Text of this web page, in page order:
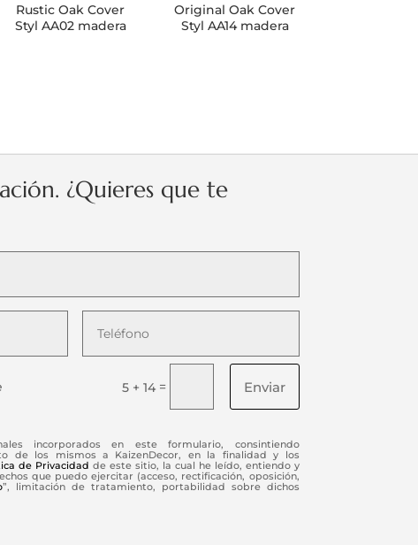
Rustic Oak Cover
Styl AA02 madera
Original Oak Cover
Styl AA14 madera
¿Quieres que te
5 + 14= Enviar
incorporados en este formulario, consintiendo
de los mismos a KaizenDecor, en la finalidad y los
de Privacidad de este sitio, la cual he leído, entiendo y
que puedo ejercitar (acceso, rectificación, oposición,
”, limitación de tratamiento, portabilidad sobre dichos